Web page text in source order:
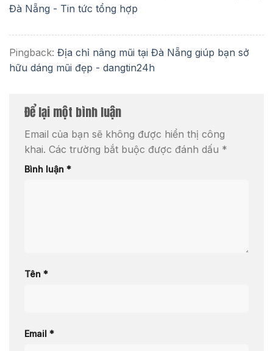
Đà Nẵng - Tin tức tổng hợp
Pingback: Địa chỉ nâng mũi tại Đà Nẵng giúp bạn sở
hữu dáng mũi đẹp - dangtin24h
Để lại một bình luận
Email của bạn sẽ không được hiển thị công
khai. Các trường bắt buộc được đánh dấu *
Bình luận *
Tên *
Email *